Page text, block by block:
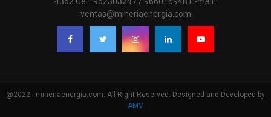
ventas@mineriaenergia.com
@2022 - mineriaenergia.com. All Right Reserved. Designed and Developed by
AMV